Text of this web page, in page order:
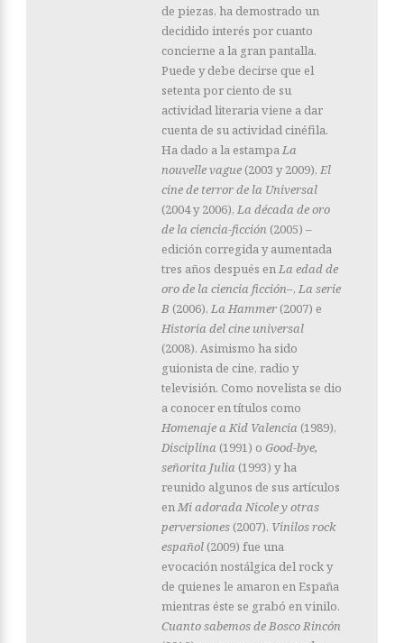
de piezas, ha demostrado un
decidido interés por cuanto
concierne a la gran pantalla.
Puede y debe decirse que el
setenta por ciento de su
actividad literaria viene a dar
cuenta de su actividad cinéfila.
Ha dado a la estampaLa
nouvelle vague (2003 y 2009), El
cine de terror de la Universal
(2004 y 2006), La década de oro
de la ciencia-ficción (2005) –
edición corregida y aumentada
tres años después enLa edad de
oro de la ciencia ficción–, La serie
B (2006), La Hammer (2007) e
Historia del cine universal
(2008). Asimismo ha sido
guionista de cine, radio y
televisión. Como novelista se dio
a conocer en títulos como
Homenaje a Kid Valencia (1989),
Disciplina (1991) o Good-bye,
señorita Julia (1993) y ha
reunido algunos de sus artículos
enMi adorada Nicole y otras
perversiones (2007). Vinilos rock
español (2009) fue una
evocación nostálgica del rock y
de quienes le amaron en España
mientras éste se grabó en vinilo.
Cuanto sabemos de Bosco Rincón